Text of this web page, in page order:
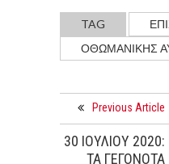
TAG
ΟΘΩΜΑΝΙΚΗΣ
Previous Article
30 ΙΟΥΛΙΟΥ 2020:
ΤΑ ΓΕΓΟΝΟΤΑ